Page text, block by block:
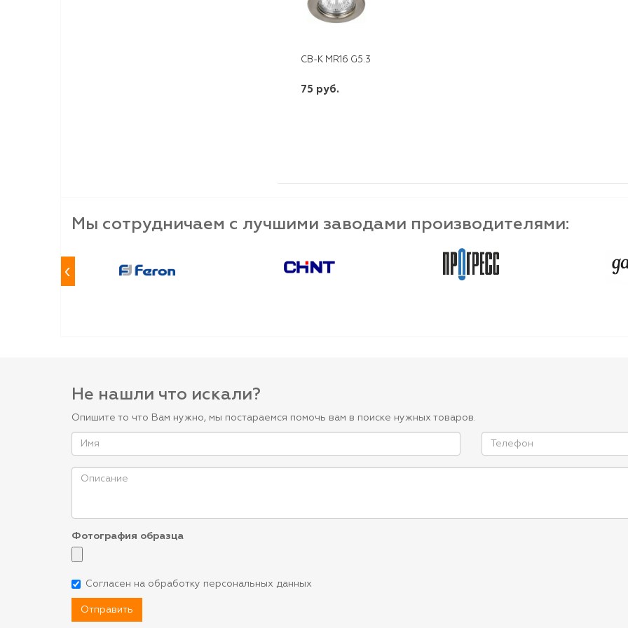
CВ-К MR16 G5.3 ТИТАН DL10
75 руб.
Мы сотрудничаем с лучшими заводами производителями:
‹
Не нашли что искали?
Опишите то что Вам нужно, мы постараемся помочь вам в поиске нужных товаров.
Фотография образца
Согласен на обработку персональных данных
Отправить